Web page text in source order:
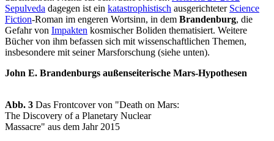
Sepulveda dagegen ist ein katastrophistisch ausgerichteter Science
Fiction-Roman im engeren Wortsinn, in dem Brandenburg, die
Gefahr von Impakten kosmischer Boliden thematisiert. Weitere
Bücher von ihm befassen sich mit wissenschaftlichen Themen,
insbesondere mit seiner Marsforschung (siehe unten).
John E. Brandenburgs außenseiterische Mars-Hypothesen
Abb. 3 Das Frontcover von "Death on Mars:
The Discovery of a Planetary Nuclear
Massacre" aus dem Jahr 2015